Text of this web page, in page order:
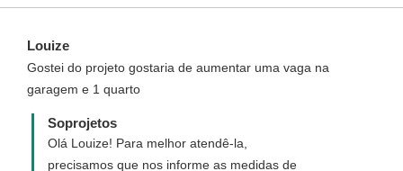
Louize
Gostei do projeto gostaria de aumentar uma vaga na
garagem e 1 quarto
Soprojetos
Olá Louize! Para melhor atendê-la,
precisamos que nos informe as medidas de